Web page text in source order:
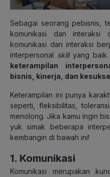
Sebagai seorang pebisnis,
komunikasi dan interaksi
komunikasi dan interaksi
interpersonal skillyang baik.
keterampilan
bisnis, kinerja, dan
Keterampilan ini punya
seperti, fleksibilitas,
menolong. Jika kamu ingin
yuk simak beberapa
kembangin di bawah ini!
1. Komunikasi
Komunikasi merupakan